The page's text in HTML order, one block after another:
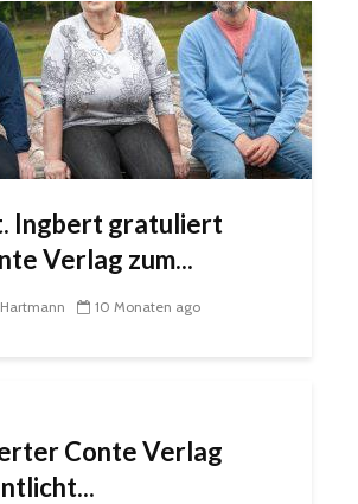
Ingbert gratuliert
Verlag zum...
10 Monaten ago
Conte Verlag